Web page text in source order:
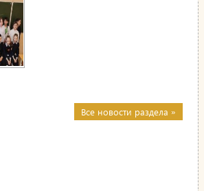
Все новости раздела »